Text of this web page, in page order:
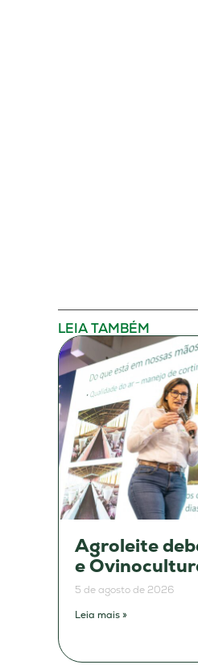
LEIA TAMBÉM
Agroleite
e
5 de agosto de 2026
Leia mais »